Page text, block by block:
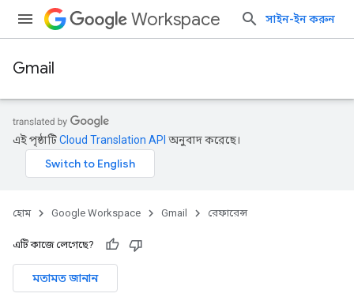
Workspace সাইন-ইন করুন
Gmail
এই পৃষ্ঠাটিCloud Translation API অনুবাদ করেছে।
হোম Google Workspace Gmail রেফারেন্স
এটি কাজে লেগেছে?
মতামত জানান